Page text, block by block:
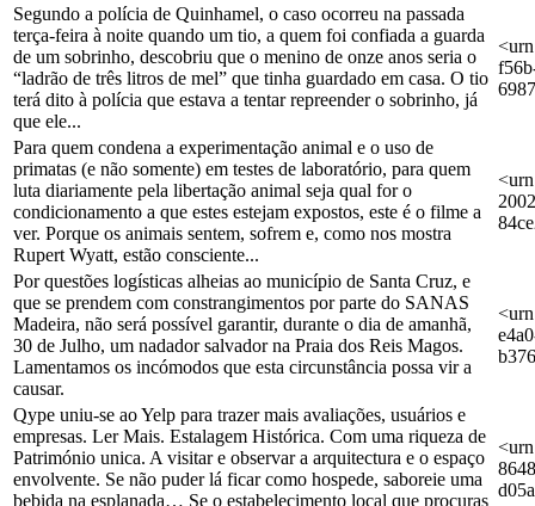
Segundo a polícia de Quinhamel, o caso ocorreu na passada
terça-feira à noite quando um tio, a quem foi confiada a guarda
de um sobrinho, descobriu que o menino de onze anos seria o
“ladrão de três litros de mel” que tinha guardado em casa. O tio
terá dito à polícia que estava a tentar repreender o sobrinho, já
que ele...
Para quem condena a experimentação animal e o uso de
primatas (e não somente) em testes de laboratório, para quem
luta diariamente pela libertação animal seja qual for o
condicionamento a que estes estejam expostos, este é o filme a
ver. Porque os animais sentem, sofrem e, como nos mostra
Rupert Wyatt, estão consciente...
Por questões logísticas alheias ao município de Santa Cruz, e
que se prendem com constrangimentos por parte do SANAS
Madeira, não será possível garantir, durante o dia de amanhã,
30 de Julho, um nadador salvador na Praia dos Reis Magos.
Lamentamos os incómodos que esta circunstância possa vir a
causar.
Qype uniu-se ao Yelp para trazer mais avaliações, usuários e
empresas. Ler Mais. Estalagem Histórica. Com uma riqueza de
Património unica. A visitar e observar a arquitectura e o espaço
envolvente. Se não puder lá ficar como hospede, saboreie uma
bebida na esplanada… Se o estabelecimento local que procuras